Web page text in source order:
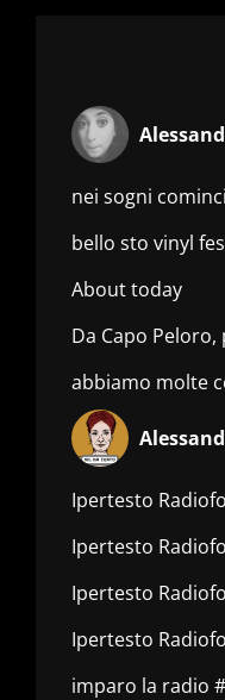
nei sogni
bello sto vinyl
About today
Da Capo
abbiamo molte
Ipertesto
Ipertesto
Ipertesto
Ipertesto
imparo la radio